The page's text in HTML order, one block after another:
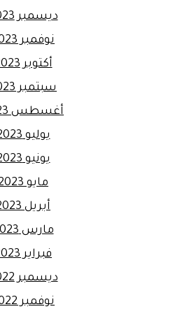
ديسمبر 2023
نوفمبر 2023
أكتوبر 2023
سبتمبر 2023
أغسطس 2023
يوليو 2023
يونيو 2023
مايو 2023
أبريل 2023
مارس 2023
فبراير 2023
ديسمبر 2022
نوفمبر 2022